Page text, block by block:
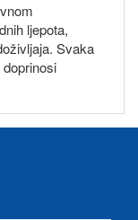
ljepota,
Svaka